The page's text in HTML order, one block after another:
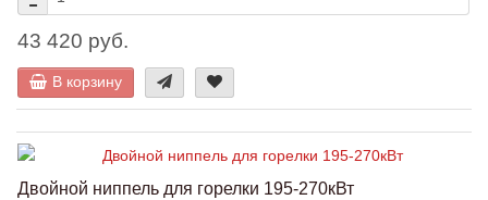
43 420 руб.
В корзину
Двойной ниппель для горелки 195-270кВт